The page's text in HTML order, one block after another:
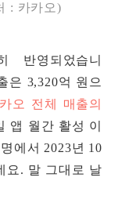
: 카카오)
반영되었습니
은 3,320억 원으
오 전체 매출의
앱 월간 활성 이
에서 2023년 10
요. 말 그대로 날